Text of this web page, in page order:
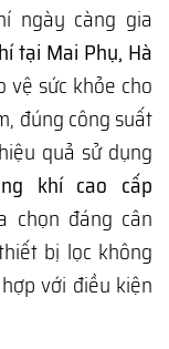
ngày càng gia
tại Mai Phụ, Hà
sức khỏe cho
đúng công suất
quả sử dụng
khí cao cấp
chọn đáng cân
bị lọc không
với điều kiện